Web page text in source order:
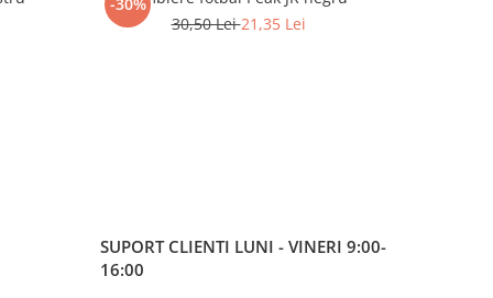
30,50 Lei21,35 Lei
SUPORT CLIENTI LUNI - VINERI 9:00-
16:00